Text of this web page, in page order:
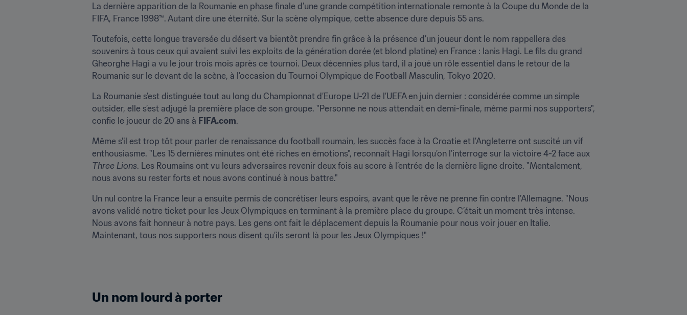
La dernière apparition de la Roumanie en phase finale d’une grande compétition internationale remonte à la Coupe du Monde de la
FIFA, France 1998™. Autant dire une éternité. Sur la scène olympique, cette absence dure depuis 55 ans.
Toutefois, cette longue traversée du désert va bientôt prendre fin grâce à la présence d’un joueur dont le nom rappellera des
souvenirs à tous ceux qui avaient suivi les exploits de la génération dorée (et blond platine) en France : Ianis Hagi. Le fils du grand
Gheorghe Hagi a vu le jour trois mois après ce tournoi. Deux décennies plus tard, il a joué un rôle essentiel dans le retour de la
Roumanie sur le devant de la scène, à l’occasion du Tournoi Olympique de Football Masculin, Tokyo 2020.
La Roumanie s’est distinguée tout au long du Championnat d’Europe U-21 de l’UEFA en juin dernier : considérée comme un simple
outsider, elle s’est adjugé la première place de son groupe. "Personne ne nous attendait en demi-finale, même parmi nos supporters",
confie le joueur de 20 ans à FIFA.com.
Même s'il est trop tôt pour parler de renaissance du football roumain, les succès face à la Croatie et l’Angleterre ont suscité un vif
Three Lions. Les Roumains ont vu leurs adversaires revenir deux fois au score à l’entrée de la dernière ligne droite. "Mentalement,
nous avons su rester forts et nous avons continué à nous battre."
Un nul contre la France leur a ensuite permis de concrétiser leurs espoirs, avant que le rêve ne prenne fin contre l’Allemagne. "Nous
avons validé notre ticket pour les Jeux Olympiques en terminant à la première place du groupe. C’était un moment très intense.
Nous avons fait honneur à notre pays. Les gens ont fait le déplacement depuis la Roumanie pour nous voir jouer en Italie.
Maintenant, tous nos supporters nous disent qu’ils seront là pour les Jeux Olympiques !"
Un nom lourd à porter